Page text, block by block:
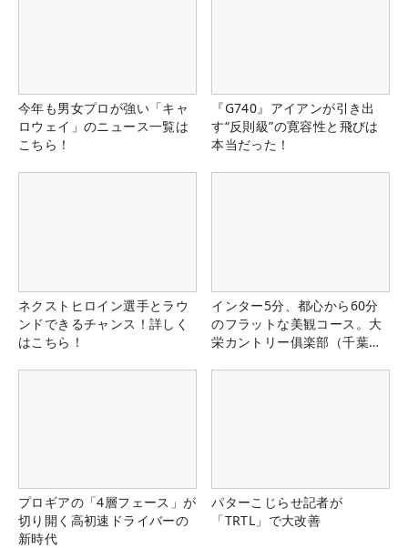
今年も男女プロが強い「キャ
ロウェイ」のニュース一覧は
こちら！
『G740』アイアンが引き出
す“反則級”の寛容性と飛びは
本当だった！
ネクストヒロイン選手とラウ
ンドできるチャンス！詳しく
はこちら！
インター5分、都心から60分
のフラットな美観コース。大
栄カントリー俱楽部（千葉
プロギアの「4層フェース」が
切り開く高初速ドライバーの
新時代
パターこじらせ記者が
「TRTL」で大改善